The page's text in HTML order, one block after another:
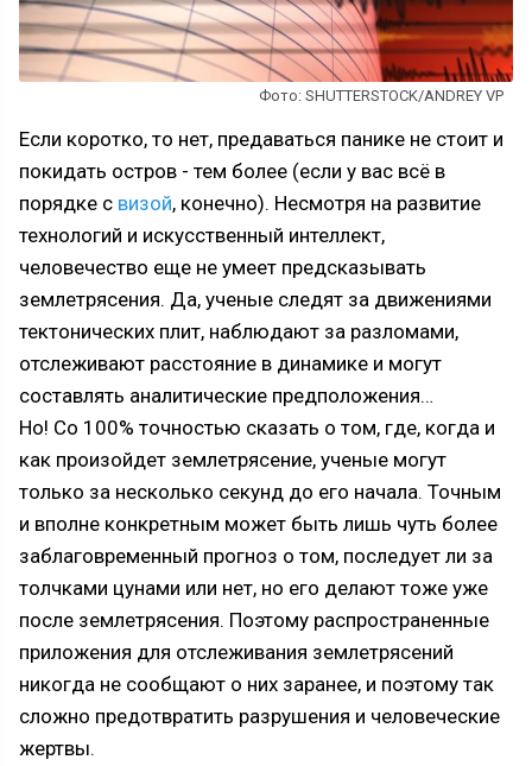
Фото: SHUTTERSTOCK/ANDREY VP
Если коротко, то нет, предаваться панике не стоит и
покидать остров - тем более (если у вас всё в
порядке с визой, конечно). Несмотря на развитие
технологий и искусственный интеллект,
человечество еще не умеет предсказывать
землетрясения. Да, ученые следят за движениями
тектонических плит, наблюдают за разломами,
отслеживают расстояние в динамике и могут
составлять аналитические предположения…
Но! Со 100% точностью сказать о том, где, когда и
как произойдет землетрясение, ученые могут
только за несколько секунд до его начала. Точным
и вполне конкретным может быть лишь чуть более
заблаговременный прогноз о том, последует ли за
толчками цунами или нет, но его делают тоже уже
после землетрясения. Поэтому распространенные
приложения для отслеживания землетрясений
никогда не сообщают о них заранее, и поэтому так
сложно предотвратить разрушения и человеческие
жертвы.